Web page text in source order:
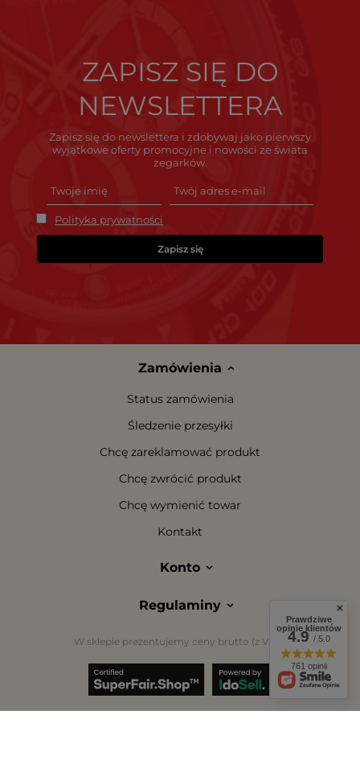
ZAPISZ SIĘ DO
NEWSLETTERA
Zapisz się do newslettera i zdobywaj jako pierwszy
wyjątkowe oferty promocyjne i nowości ze świata
zegarków.
Polityka prywatności
Zapisz się
Zamówienia
Status zamówienia
Śledzenie przesyłki
Chcę zareklamować produkt
Chcę zwrócić produkt
Chcę wymienić towar
Kontakt
Konto
Regulaminy
W sklepie prezentujemy ceny brutto (z VAT).
Prawdziwe
opinie klientów
4.9/ 5.0
761 opinii